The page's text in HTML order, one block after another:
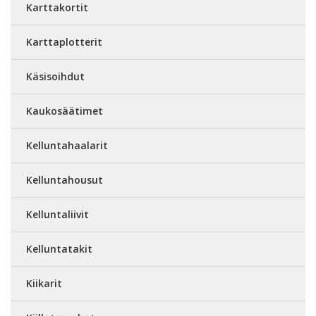
Karttakortit
Karttaplotterit
Käsisoihdut
Kaukosäätimet
Kelluntahaalarit
Kelluntahousut
Kelluntaliivit
Kelluntatakit
Kiikarit